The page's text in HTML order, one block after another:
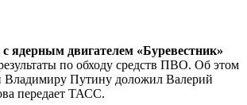
ядерным двигателем «Буревестник»
по обходу средств ПВО. Об этом
Владимиру Путину доложил Валерий
передает ТАСС.